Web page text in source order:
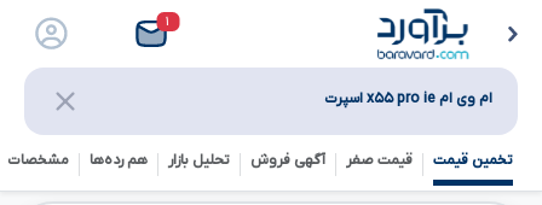
۱
ام وی ام x۵۵ pro ie اسپرت
تخمین قیمت قیمت صفر آگهی فروش تحلیل بازار هم رده‌ها‌ مشخصات